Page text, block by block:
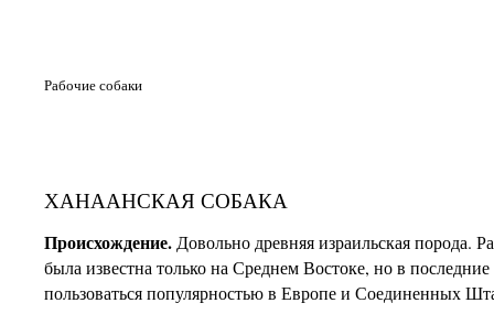
Рабочие собаки
ХАНААНСКАЯ СОБАКА
Происхождение. Довольно древняя израильская порода.
была известна только на Среднем Востоке, но в
пользоваться популярностью в Европе и Соединенных